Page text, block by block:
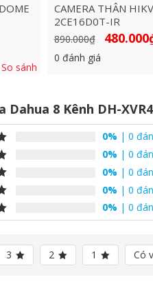
So sánh
CAMERA THÂN
2CE16D0T-IR
890.000₫
Giá
gốc
480.000
0 đánh giá
8 Kênh DH-
0% | 0
0% | 0
0% | 0
0% | 0
0% | 0
3 2 1 Có